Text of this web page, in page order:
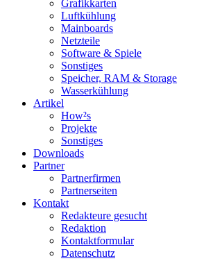
Grafikkarten
Luftkühlung
Mainboards
Netzteile
Software & Spiele
Sonstiges
Speicher, RAM & Storage
Wasserkühlung
Artikel
How²s
Projekte
Sonstiges
Downloads
Partner
Partnerfirmen
Partnerseiten
Kontakt
Redakteure gesucht
Redaktion
Kontaktformular
Datenschutz